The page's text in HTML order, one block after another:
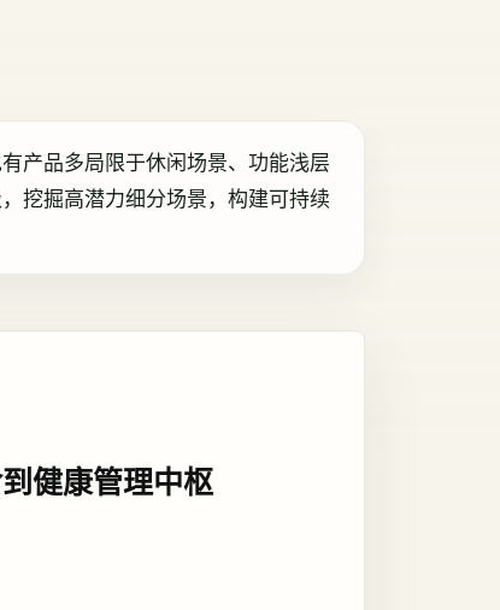
产品多局限于休闲场景、功能浅层
挖掘高潜力细分场景，构建可持续
健康管理中枢